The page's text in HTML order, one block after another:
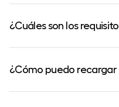
¿Cuáles son los
¿Cómo puedo recargar